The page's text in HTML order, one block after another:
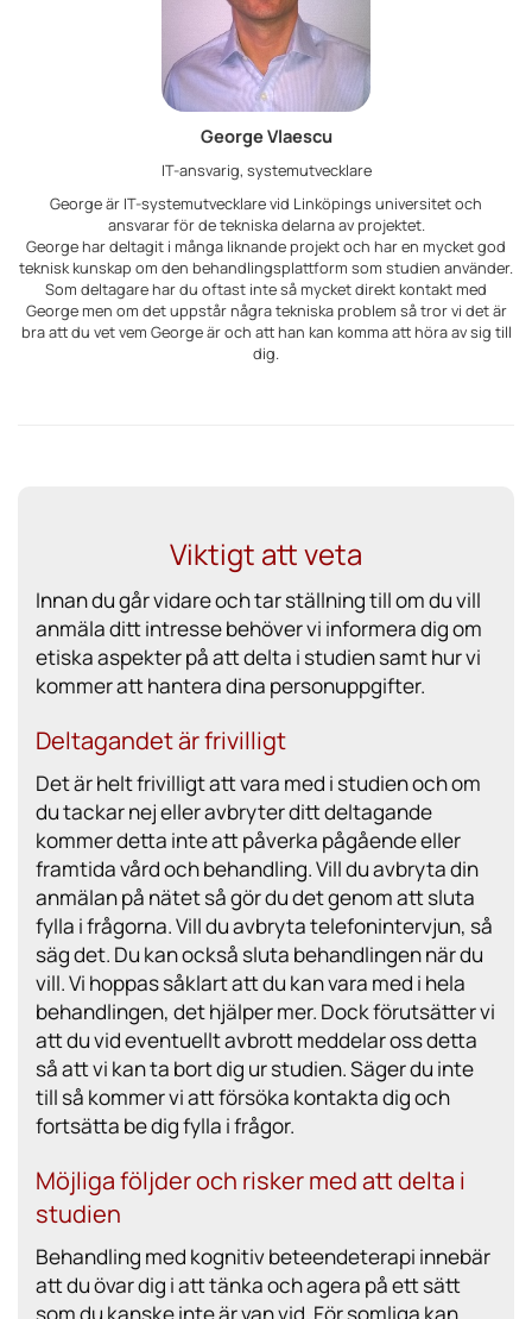
George Vlaescu
IT-ansvarig, systemutvecklare
George är IT-systemutvecklare vid Linköpings universitet och
ansvarar för de tekniska delarna av projektet.
George har deltagit i många liknande projekt och har en mycket god
teknisk kunskap om den behandlingsplattform som studien använder.
Som deltagare har du oftast inte så mycket direkt kontakt med
George men om det uppstår några tekniska problem så tror vi det är
bra att du vet vem George är och att han kan komma att höra av sig till
dig.
Viktigt att veta
Innan du går vidare och tar ställning till om du vill
anmäla ditt intresse behöver vi informera dig om
etiska aspekter på att delta i studien samt hur vi
kommer att hantera dina personuppgifter.
Deltagandet är frivilligt
Det är helt frivilligt att vara med i studien och om
du tackar nej eller avbryter ditt deltagande
kommer detta inte att påverka pågående eller
framtida vård och behandling. Vill du avbryta din
anmälan på nätet så gör du det genom att sluta
fylla i frågorna. Vill du avbryta telefonintervjun, så
säg det. Du kan också sluta behandlingen när du
vill. Vi hoppas såklart att du kan vara med i hela
behandlingen, det hjälper mer. Dock förutsätter vi
att du vid eventuellt avbrott meddelar oss detta
så att vi kan ta bort dig ur studien. Säger du inte
till så kommer vi att försöka kontakta dig och
fortsätta be dig fylla i frågor.
Möjliga följder och risker med att delta i
studien
Behandling med kognitiv beteendeterapi innebär
att du övar dig i att tänka och agera på ett sätt